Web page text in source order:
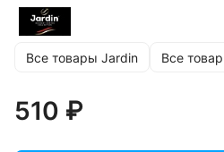
Все товары Jardin Все
510 ₽